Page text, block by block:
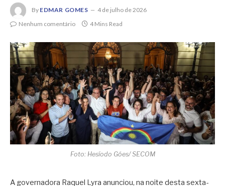
By EDMAR GOMES
4 de julho de 2026
Nenhum comentário
4 Mins Read
Foto: Hesíodo Góes/ SECOM
A governadora Raquel Lyra anunciou, na noite desta sexta-